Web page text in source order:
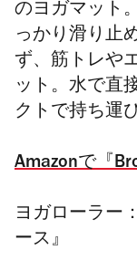
のヨガマット
っかり滑り止
ず、筋トレや
ット。水で直
クトで持ち運
Amazonで『
ヨガローラー
ース』